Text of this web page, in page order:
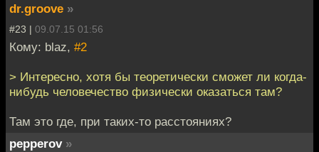
dr.groove »
#23 | 09.07.15 01:56
Кому: blaz, #2
> Интересно, хотя бы теоретически сможет ли когда-
нибудь человечество физически оказаться там?
Там это где, при таких-то расстояниях?
pepperov »